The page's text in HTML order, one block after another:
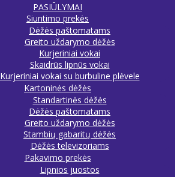
PASIŪLYMAI
Siuntimo prekės
Dėžės paštomatams
Greito uždarymo dėžės
Kurjeriniai vokai
Skaidrūs lipnūs vokai
Kurjeriniai vokai su burbuline plėvele
Kartoninės dėžės
Standartinės dėžės
Dėžės paštomatams
Greito uždarymo dėžės
Stambių gabaritų dėžės
Dėžės televizoriams
Pakavimo prekės
Lipnios juostos